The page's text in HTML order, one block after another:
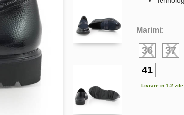
Marimi:
36
37
41
Livrare in 1-2